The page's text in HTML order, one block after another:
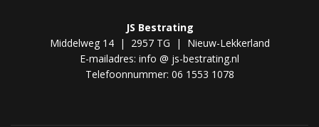
JS Bestrating
Middelweg 14 | 2957 TG | Nieuw-Lekkerland
E-mailadres: info @ js-bestrating.nl
Telefoonnummer: 06 1553 1078